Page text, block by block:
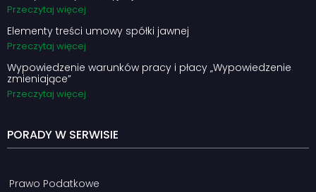
Przeczytaj więcej
Elementy treści umowy spółki jawnej
Przeczytaj więcej
Wypowiedzenie warunków pracy i płacy „Wypowiedzenie
zmieniające”
Przeczytaj więcej
PORADY W SERWISIE
Prawo Podatkowe